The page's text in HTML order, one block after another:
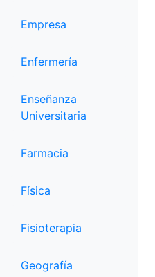
Empresa
Enfermería
Enseñanza
Universitaria
Farmacia
Física
Fisioterapia
Geografía